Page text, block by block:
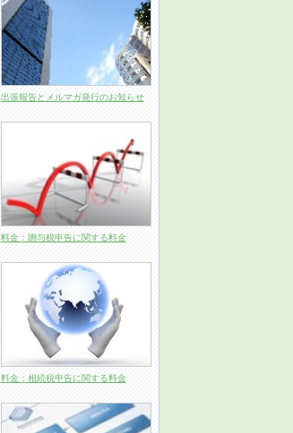
出張報告とメルマガ発行のお知らせ
料金：贈与税申告に関する料金
料金：相続税申告に関する料金